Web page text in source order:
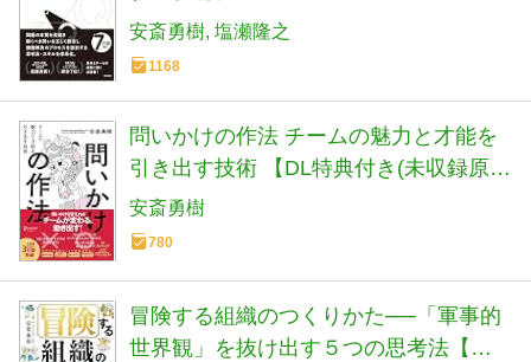
安斎勇樹 塩瀬隆之
1168
問いかけの作法 チームの魅力と才能を
引き出す技術 【DL特典付き(未収録原
稿)】
安斎勇樹
780
冒険する組織のつくりかた──「軍事的
世界観」を抜け出す５つの思考法【読